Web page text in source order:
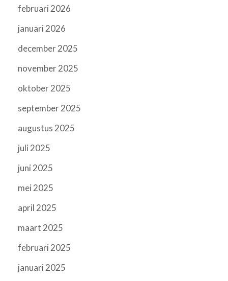
februari 2026
januari 2026
december 2025
november 2025
oktober 2025
september 2025
augustus 2025
juli 2025
juni 2025
mei 2025
april 2025
maart 2025
februari 2025
januari 2025